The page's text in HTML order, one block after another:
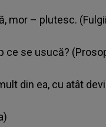
mor – plutesc.
ce se usucă?
din ea, cu atât